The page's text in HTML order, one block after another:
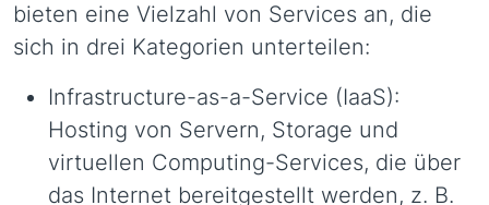
bieten eine Vielzahl von Services an, die
sich in drei Kategorien unterteilen:
Infrastructure-as-a-Service (IaaS):
Hosting von Servern, Storage und
virtuellen Computing-Services, die über
das Internet bereitgestellt werden, z. B.